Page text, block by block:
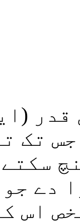
تک
سکتے
دے
اس